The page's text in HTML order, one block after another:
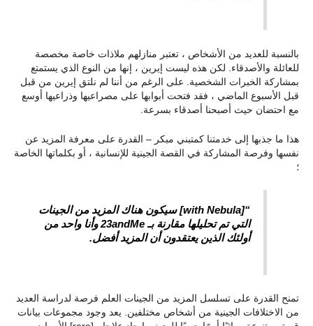
بالنسبة للعديد من الأشخاص ، تعتبر منازلهم ملاذات خاصة مخصصة
للعائلة والأصدقاء. لكن هذه ليست إيرين ، إنها من النوع الذي يستمتع
بمشاركة الخبرات الشخصية. على الرغم من أننا لم نلتق إيرين من قبل
قبل الأسبوع الماضي ، فقد فتحت أبوابها على مصراعيها وذراعيها أوسع
مع احتضان حيث أصبحنا أصدقاء بسرعة.
هذا ما جذبها إلى خدمتنا كمتبني مبكر – القدرة على معرفة المزيد عن
نفسها وفرصة المشاركة في القصة الجينية للإنسانية ، أو بكلماتها الخاصة
؛
“[with Nebula] سيكون هناك المزيد من الجينات
التي تم تحليلها مقارنة بـ 23andMe وأنا واحد من
أولئك الذين يعتقدون أن المزيد أفضل.
تمنح القدرة على تسلسل المزيد من الجينات العلم فرصة لدراسة العديد
من الاختلافات الجينية من أشخاص مختلفين. يعد وجود مجموعات بيانات